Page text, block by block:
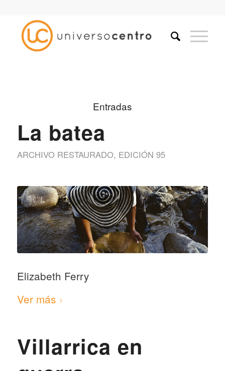
Entradas
La batea
ARCHIVO RESTAURADO, EDICIÓN 95
Elizabeth Ferry
Ver más
Villarrica en